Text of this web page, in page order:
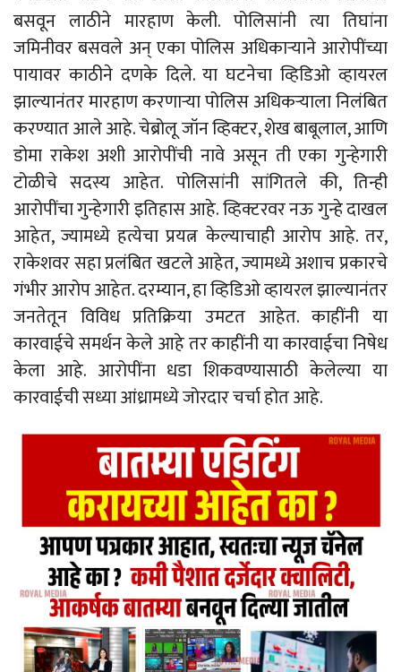
बसवून लाठीने मारहाण केली. पोलिसांनी त्या तिघांना
जमिनीवर बसवले अन् एका पोलिस अधिकाऱ्याने आरोपींच्या
पायावर काठीने दणके दिले. या घटनेचा व्हिडिओ व्हायरल
झाल्यानंतर मारहाण करणाऱ्या पोलिस अधिकऱ्याला निलंबित
करण्यात आले आहे. चेब्रोलू जॉन व्हिक्टर, शेख बाबूलाल, आणि
डोमा राकेश अशी आरोपींची नावे असून ती एका गुन्हेगारी
टोळीचे सदस्य आहेत. पोलिसांनी सांगितले की, तिन्ही
आरोपींचा गुन्हेगारी इतिहास आहे. व्हिक्टरवर नऊ गुन्हे दाखल
आहेत, ज्यामध्ये हत्येचा प्रयत्न केल्याचाही आरोप आहे. तर,
राकेशवर सहा प्रलंबित खटले आहेत, ज्यामध्ये अशाच प्रकारचे
गंभीर आरोप आहेत. दरम्यान, हा व्हिडिओ व्हायरल झाल्यानंतर
जनतेतून विविध प्रतिक्रिया उमटत आहेत. काहींनी या
कारवाईचे समर्थन केले आहे तर काहींनी या कारवाईचा निषेध
केला आहे. आरोपींना धडा शिकवण्यासाठी केलेल्या या
कारवाईची सध्या आंध्रामध्ये जोरदार चर्चा होत आहे.